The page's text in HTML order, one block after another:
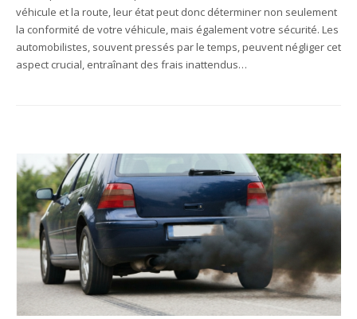
véhicule et la route, leur état peut donc déterminer non seulement
la conformité de votre véhicule, mais également votre sécurité. Les
automobilistes, souvent pressés par le temps, peuvent négliger cet
aspect crucial, entraînant des frais inattendus…